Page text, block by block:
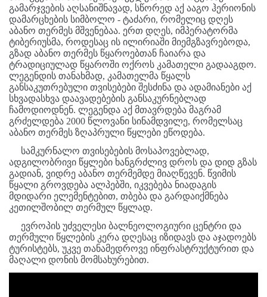
გამარჯვების აღსანიშნავად, სწორედ აქ ააგო ჰერიონის
დამარცხების სიმბოლო - ტაძარი, რომელიც დღეს
აბანო თერმეს მშვენებაა. ერთ დღეს, იმპერატორმა
ტიბერიუსმა, როდესაც ის ილირიაში მიემგზავრებოდა,
გზად აბანო თერმეს წყაროებთან ჩაიარა და
ტრადიციულად წყაროში ოქროს კამათელი გადააგდო.
ლეგენდის თანახმად, კამათელმა წყალს
განსაკუთრებული თვისებები შესძინა და ადამიანები აქ
სხვადასხვა დაავადებების განსაკურნებლად
ჩამოდიოდნენ. ლეგენდა აქ მთავრდება მაგრამ
გრძელდება 2000 წლოვანი სინამდვილე, რომელსაც
აბანო თერმეს ზღაპრული წყლები ეწოდება.
სამკურნალო თვისებების მოსაპოვებლად,
ადგილობრივი წყლები ხანგრძლივ დროს და დიდ გზას
გადიან, ვიდრე აბანო თერმემდე მიაღწევენ. წვიმის
წყალი გროვდება ალპებში, იკვებება ნიადაგის
მდიდარი ელემენტებით, თბება და გარდაიქმნება
კეთილშობილ თერმულ წყლად.
ევროპის უძველესი ბალნეოლოგიური ცენტრი და
თერმული წყლების კერა დღესაც იზიდავს და აჯადოებს
ტურისტებს, უკვე თანამედროვე ინფრასტრუქტურით და
მაღალი დონის მომსახურებით.